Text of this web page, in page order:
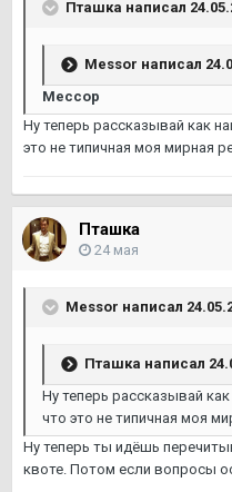
Пташка написал
Messor написал
Мессор
Ну теперь рассказывай как
это не типичная моя мирная
Пташка
24 мая
Messor написал
Пташка написал
Ну теперь рассказывай
что это не типичная моя
Ну теперь ты идёшь
квоте. Потом если вопросы